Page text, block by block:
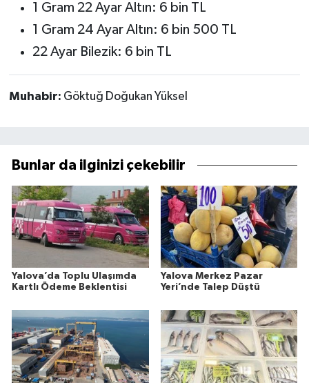
1 Gram 22 Ayar Altın: 6 bin TL
1 Gram 24 Ayar Altın: 6 bin 500 TL
22 Ayar Bilezik: 6 bin TL
Muhabir: Göktuğ Doğukan Yüksel
Bunlar da ilginizi çekebilir
Yalova’da Toplu Ulaşımda
Kartlı Ödeme Beklentisi
Yalova Merkez Pazar
Yeri’nde Talep Düştü